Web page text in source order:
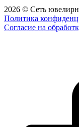
2026 © Сеть
Политика
Согласие на